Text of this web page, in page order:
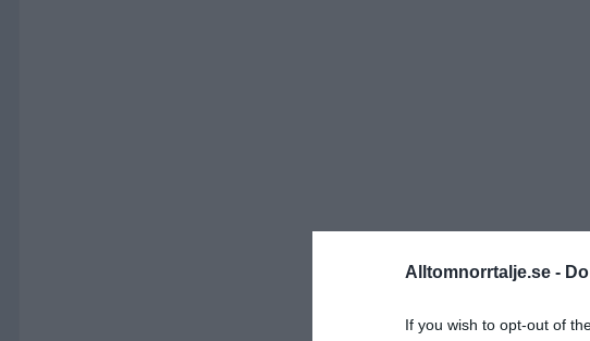
Alltomnorrtalje.se -
If you wish to opt-out of